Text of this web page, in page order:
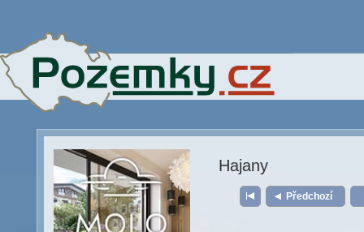
Hajany
Předchozí